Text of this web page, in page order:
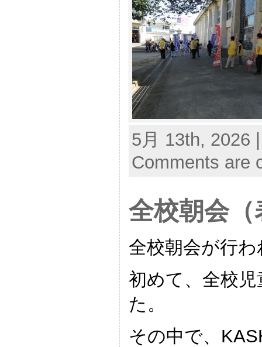
5月 13th, 2026
Comments are
全校朝会（
全校朝会が行
初めて、全校
た。
その中で、